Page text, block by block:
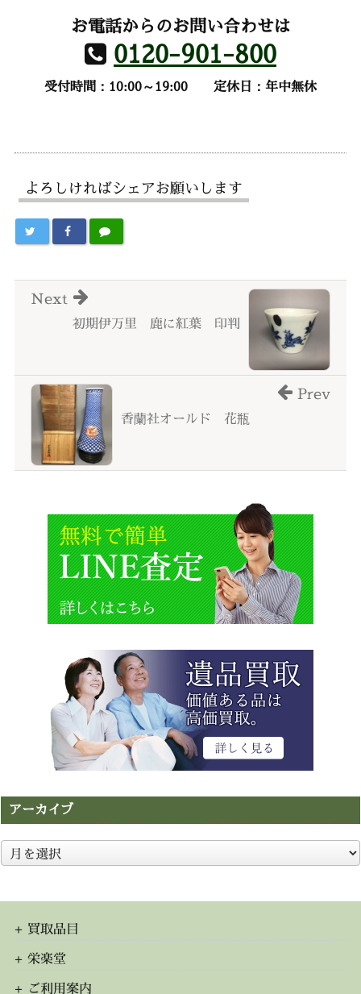
お電話からのお問い合わせは
0120-901-800
受付時間：10:00～19:00 定休日：年中無休
よろしければシェアお願いします
初期伊万里 鹿に紅葉 印判
Next
香蘭社オールド 花瓶
Prev
アーカイブ
ア
ー
イ
買取品目
栄楽堂
ご利用案内